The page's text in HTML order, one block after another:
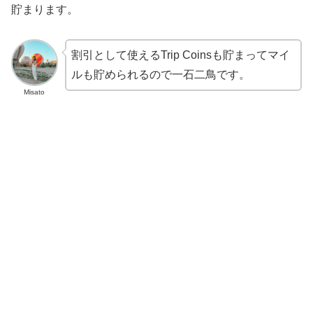
貯まります。
Misato
割引として使えるTrip Coinsも貯まってマイ
ルも貯められるので一石二鳥です。